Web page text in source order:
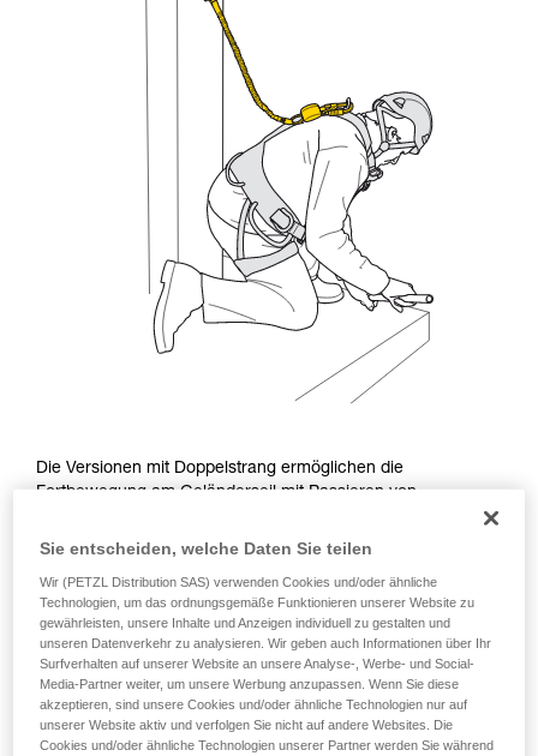
Die Versionen mit Doppelstrang ermöglichen die
Fortbewegung am Geländerseil mit Passieren von
Zwischensicherungen sowie die Fortbewegung an vertikalen
oder horizontalen Strukturen.
Sie entscheiden, welche Daten Sie teilen
Wir (PETZL Distribution SAS) verwenden Cookies und/oder ähnliche
Technologien, um das ordnungsgemäße Funktionieren unserer Website zu
gewährleisten, unsere Inhalte und Anzeigen individuell zu gestalten und
unseren Datenverkehr zu analysieren. Wir geben auch Informationen über Ihr
Surfverhalten auf unserer Website an unsere Analyse-, Werbe- und Social-
Media-Partner weiter, um unsere Werbung anzupassen. Wenn Sie diese
akzeptieren, sind unsere Cookies und/oder ähnliche Technologien nur auf
unserer Website aktiv und verfolgen Sie nicht auf andere Websites. Die
Cookies und/oder ähnliche Technologien unserer Partner werden Sie während